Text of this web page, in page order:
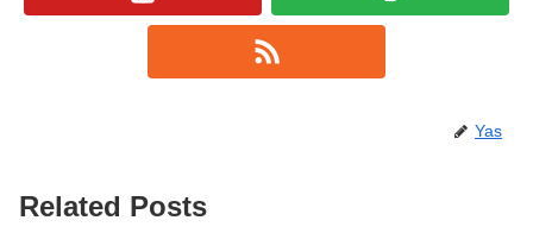
Yas
Related Posts